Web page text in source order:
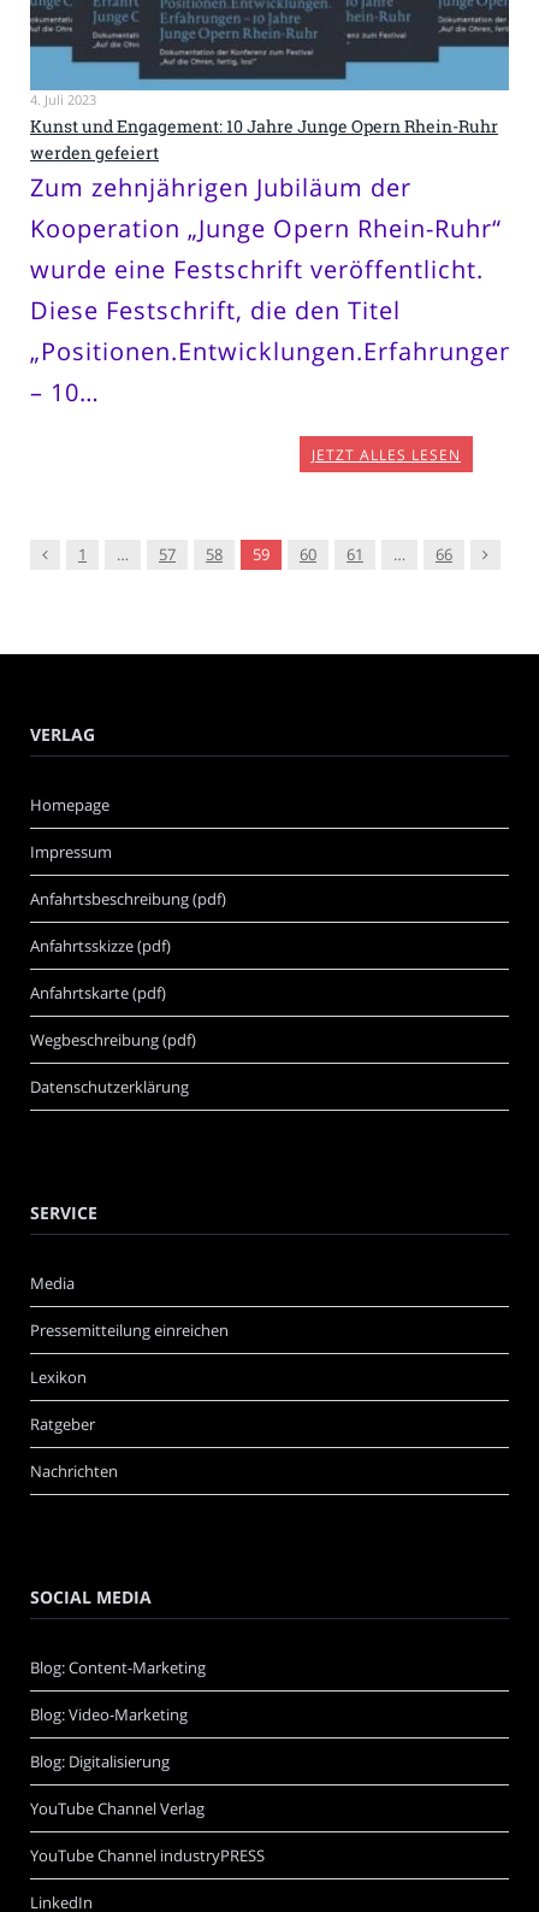
4. Juli 2023
Kunst und Engagement: 10 Jahre Junge Opern Rhein-Ruhr
werden gefeiert
Zum zehnjährigen Jubiläum der
Kooperation „Junge Opern Rhein-Ruhr“
wurde eine Festschrift veröffentlicht.
Diese Festschrift, die den Titel
„Positionen.Entwicklungen.Erfahrungen
– 10…
JETZT ALLES LESEN
Vorgänger
1 … 57 58 59 60 61 … 66
VERLAG
Homepage
Impressum
Anfahrtsbeschreibung (pdf)
Anfahrtsskizze (pdf)
Anfahrtskarte (pdf)
Wegbeschreibung (pdf)
Datenschutzerklärung
SERVICE
Media
Pressemitteilung einreichen
Lexikon
Ratgeber
Nachrichten
SOCIAL MEDIA
Blog: Content-Marketing
Blog: Video-Marketing
Blog: Digitalisierung
YouTube Channel Verlag
YouTube Channel industryPRESS
LinkedIn